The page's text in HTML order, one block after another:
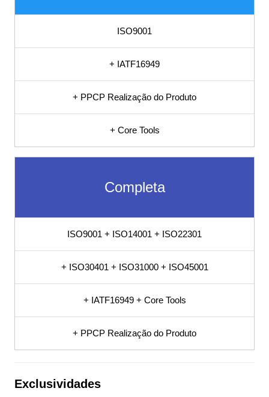
ISO9001
+ IATF16949
+ PPCP Realização do Produto
+ Core Tools
Completa
ISO9001 + ISO14001 + ISO22301
+ ISO30401 + ISO31000 + ISO45001
+ IATF16949 + Core Tools
+ PPCP Realização do Produto
Exclusividades
FSSC22000,
RDC16, PBQP-H,
SASSMAQ,
Planilhas para,
Software para
Controle de
Documentos,
SGQ, SGI,
Procedimento,
POP, Fluxograma,
PDCA, Planilha,
Sistema S9000